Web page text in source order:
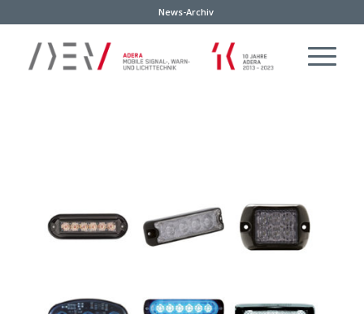
News-Archiv